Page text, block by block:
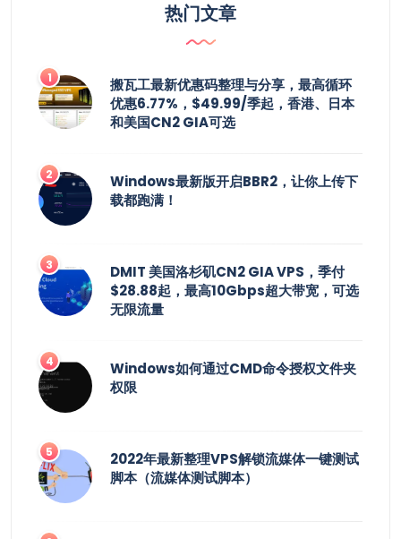
热门文章
搬瓦工最新优惠码整理与分享，最高循环
优惠6.77%，$49.99/季起，香港、日本
和美国CN2 GIA可选
Windows最新版开启BBR2，让你上传下
载都跑满！
DMIT 美国洛杉矶CN2 GIA VPS，季付
$28.88起，最高10Gbps超大带宽，可选
无限流量
Windows如何通过CMD命令授权文件夹
权限
2022年最新整理VPS解锁流媒体一键测试
脚本（流媒体测试脚本）